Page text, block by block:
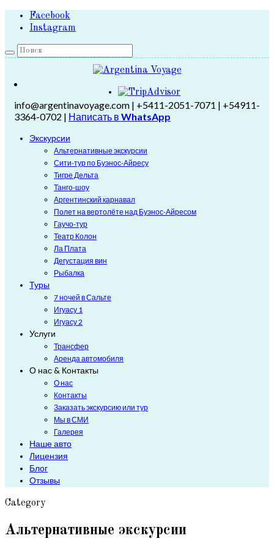
Facebook
Instagram
info@argentinavoyage.com | +5411-2051-7071 | +54911-
3364-0702 | Написать в WhatsApp
Экскурсии
Альтернативные экскурсии
Сити-тур по Буэнос-Айресу
Тигре Дельта
Танго-шоу
Аргентинский карнавал
Полет на вертолёте над Буэнос-Айресом
Гаучо-тур
Театр Колон
Ла Плата
Дегустация вин
Рыбалка
Туры
7 ночей в Сальте
Игуасу 1
Игуасу 2
Услуги
Трансфер
Аренда автомобиля
О нас & Контакты
О нас
Контакты
Заказать экскурсию или тур
Мы в СМИ
Галерея
Наше авто
Лицензия
Блог
Отзывы
Category
Альтернативные экскурсии